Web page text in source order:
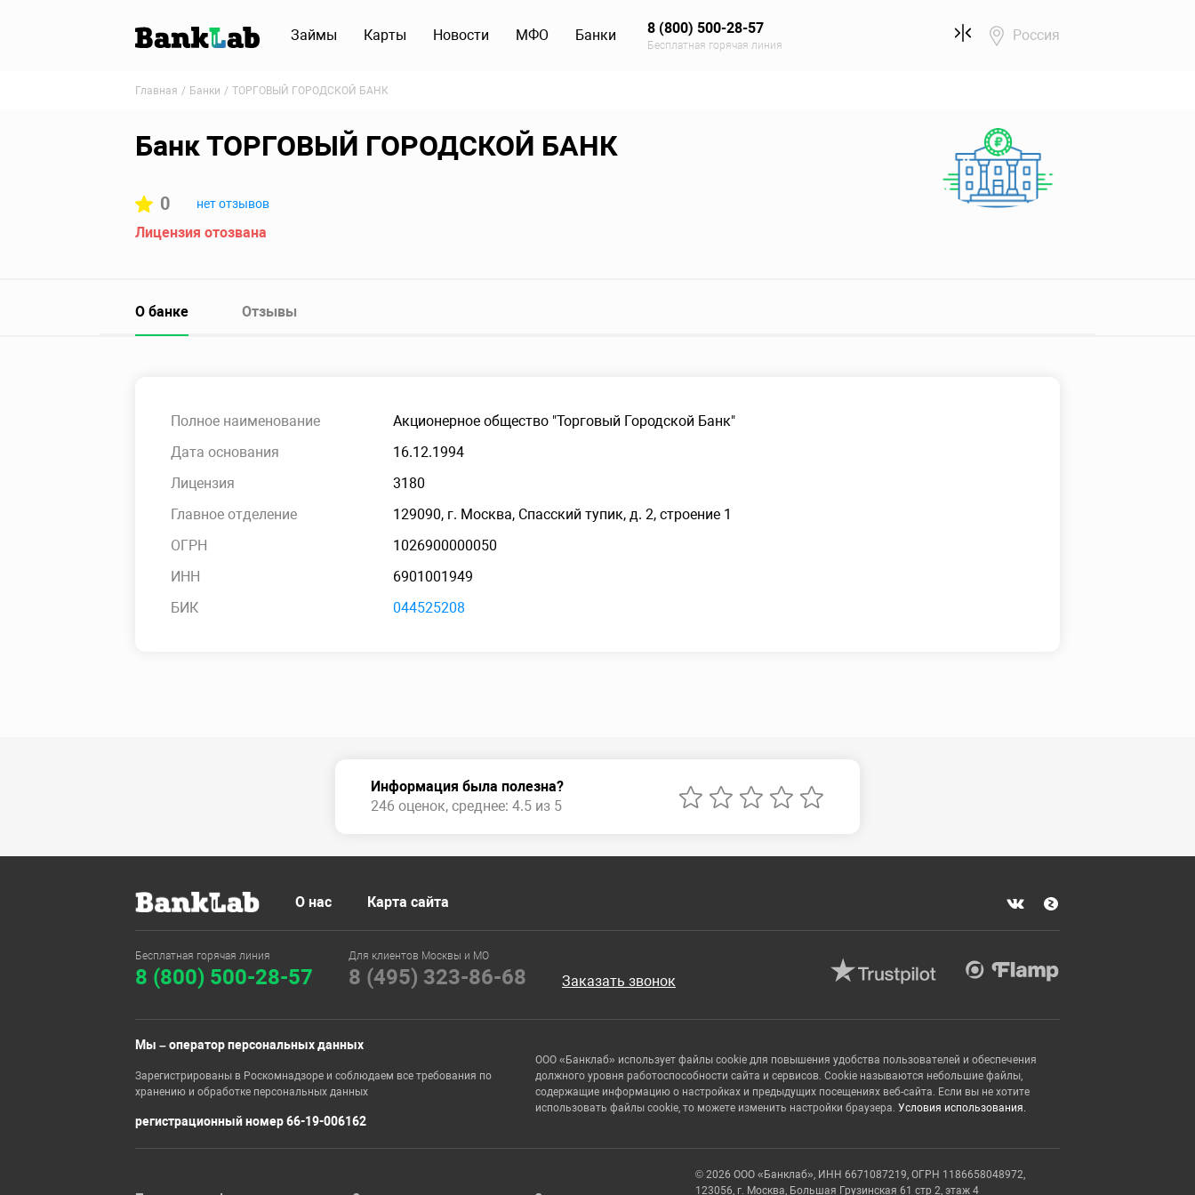
Займы Карты Новости МФО Банки 8 (800) 500-28-57
Бесплатная горячая линия
Россия
Главная Банки ТОРГОВЫЙ ГОРОДСКОЙ БАНК
Банк ТОРГОВЫЙ ГОРОДСКОЙ БАНК
0 нет отзывов
Лицензия отозвана
О банке Отзывы
Полное наименование
Акционерное общество "Торговый Городской Банк"
Дата основания
16.12.1994
Лицензия
3180
Главное отделение
129090, г. Москва, Спасский тупик, д. 2, строение 1
ОГРН
1026900000050
ИНН
6901001949
БИК
044525208
Информация была полезна?
246 оценок, среднее: 4.5 из 5
О нас Карта сайта
Бесплатная горячая линия
8 (800) 500-28-57
Для клиентов Москвы и МО
8 (495) 323-86-68 Заказать звонок
Мы – оператор персональных данных
Зарегистрированы в Роскомнадзоре и соблюдаем все требования по
хранению и обработке персональных данных
регистрационный номер 66-19-006162
ООО «Банклаб» использует файлы cookie для повышения удобства пользователей и обеспечения
должного уровня работоспособности сайта и сервисов. Cookie называются небольшие файлы,
содержащие информацию о настройках и предыдущих посещениях веб-сайта. Если вы не хотите
использовать файлы cookie, то можете изменить настройки браузера. Условия использования.
© 2026 ООО «Банклаб», ИНН 6671087219, ОГРН 1186658048972,
123056, г. Москва, Большая Грузинская 61 стр 2, этаж 4